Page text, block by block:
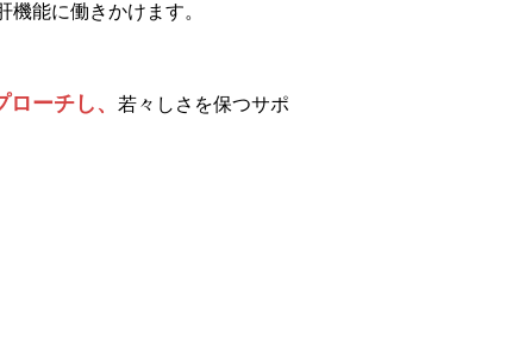
能に働きかけます。
ーチし、
若々しさを保つサポ